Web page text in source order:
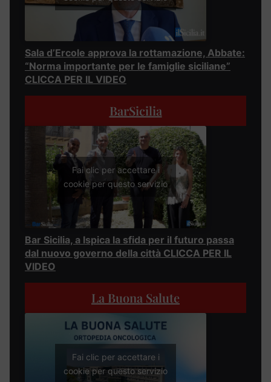
Sala d’Ercole approva la rottamazione, Abbate:
“Norma importante per le famiglie siciliane”
CLICCA PER IL VIDEO
BarSicilia
Fai clic per accettare i
cookie per questo servizio
Bar Sicilia, a Ispica la sfida per il futuro passa
dal nuovo governo della città CLICCA PER IL
VIDEO
La Buona Salute
Fai clic per accettare i
cookie per questo servizio